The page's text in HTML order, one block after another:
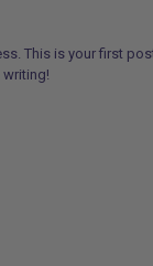
This is your first
writing!